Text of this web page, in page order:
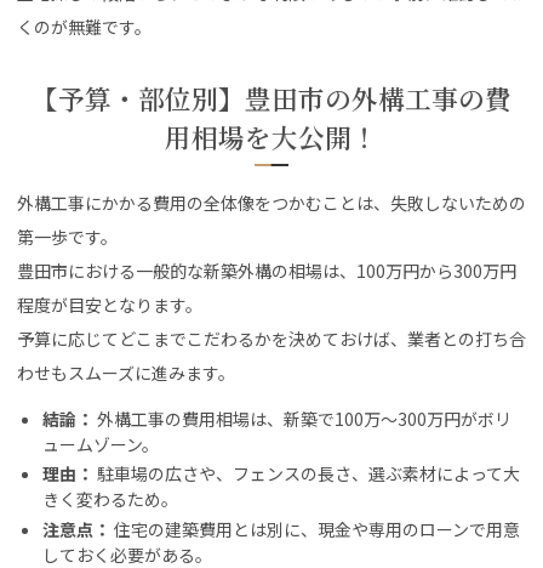
くのが無難です。
【予算・部位別】豊田市の外構工事の費
用相場を大公開！
外構工事にかかる費用の全体像をつかむことは、失敗しないための
第一歩です。
豊田市における一般的な新築外構の相場は、100万円から300万円
程度が目安となります。
予算に応じてどこまでこだわるかを決めておけば、業者との打ち合
わせもスムーズに進みます。
結論： 外構工事の費用相場は、新築で100万〜300万円がボリ
ュームゾーン。
理由： 駐車場の広さや、フェンスの長さ、選ぶ素材によって大
きく変わるため。
注意点： 住宅の建築費用とは別に、現金や専用のローンで用意
しておく必要がある。